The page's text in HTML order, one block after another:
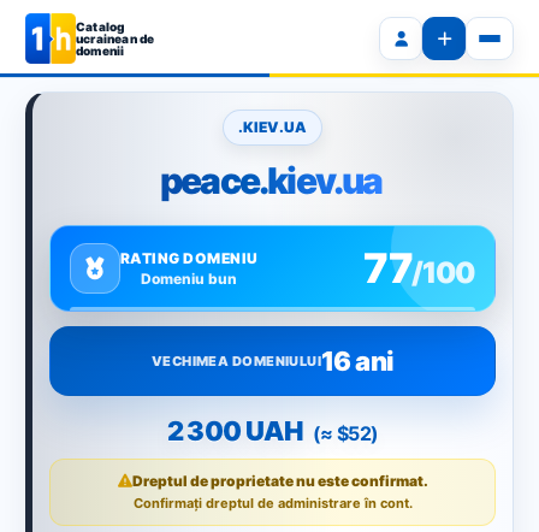
Catalog
ucrainean de
domenii
.KIEV.UA
peace.kiev.ua
RATING DOMENIU
Domeniu bun
77/100
VECHIMEA DOMENIULUI16 ani
2 300 UAH (≈ $52)
Dreptul de proprietate nu este confirmat.
Confirmați dreptul de administrare în cont.